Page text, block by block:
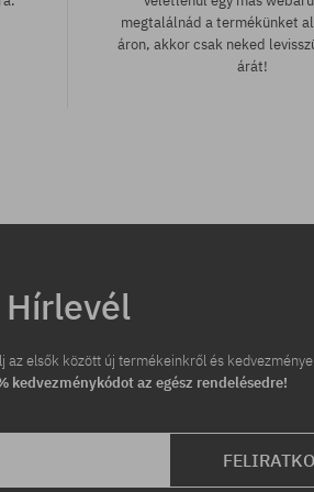
megtalálnád a termékünket
áron, akkor csak neked
árát!
Hírlevél
az elsők között új termékeinkről és
kedvezménykódot az egész rendelésedre!